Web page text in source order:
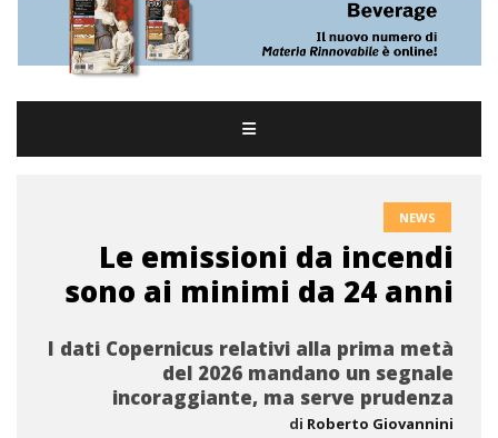
NEWS
Le emissioni da incendi
sono ai minimi da 24 anni
I dati Copernicus relativi alla prima metà
del 2026 mandano un segnale
incoraggiante, ma serve prudenza
di Roberto Giovannini